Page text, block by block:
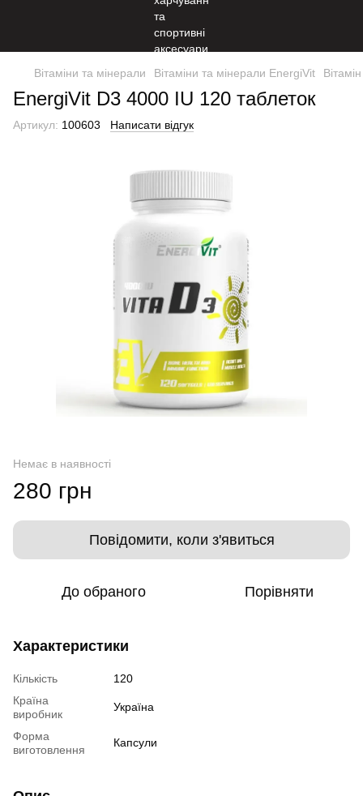
Вітаміни та мінерали Вітаміни та мінерали EnergiVit
EnergiVit D3 4000 IU 120 таблеток
Артикул: 100603 Написати відгук
Немає в наявності
280 грн
Повідомити, коли з'явиться
До обраного Порівняти
Характеристики
Кількість
120
Країна
виробник
Україна
Форма
виготовлення
Капсули